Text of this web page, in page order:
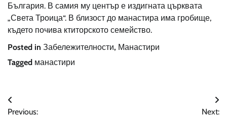
България. В самия му център е издигната църквата
„Света Троица“. В близост до манастира има гробище,
където почива ктиторското семейство.
Posted in Забележителности, Манастири
Tagged манастири
Навигация
Previous:
Next: